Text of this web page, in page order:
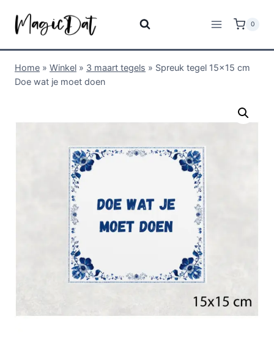
0
Home » Winkel » 3 maart tegels » Spreuk tegel 15×15 cm
Doe wat je moet doen